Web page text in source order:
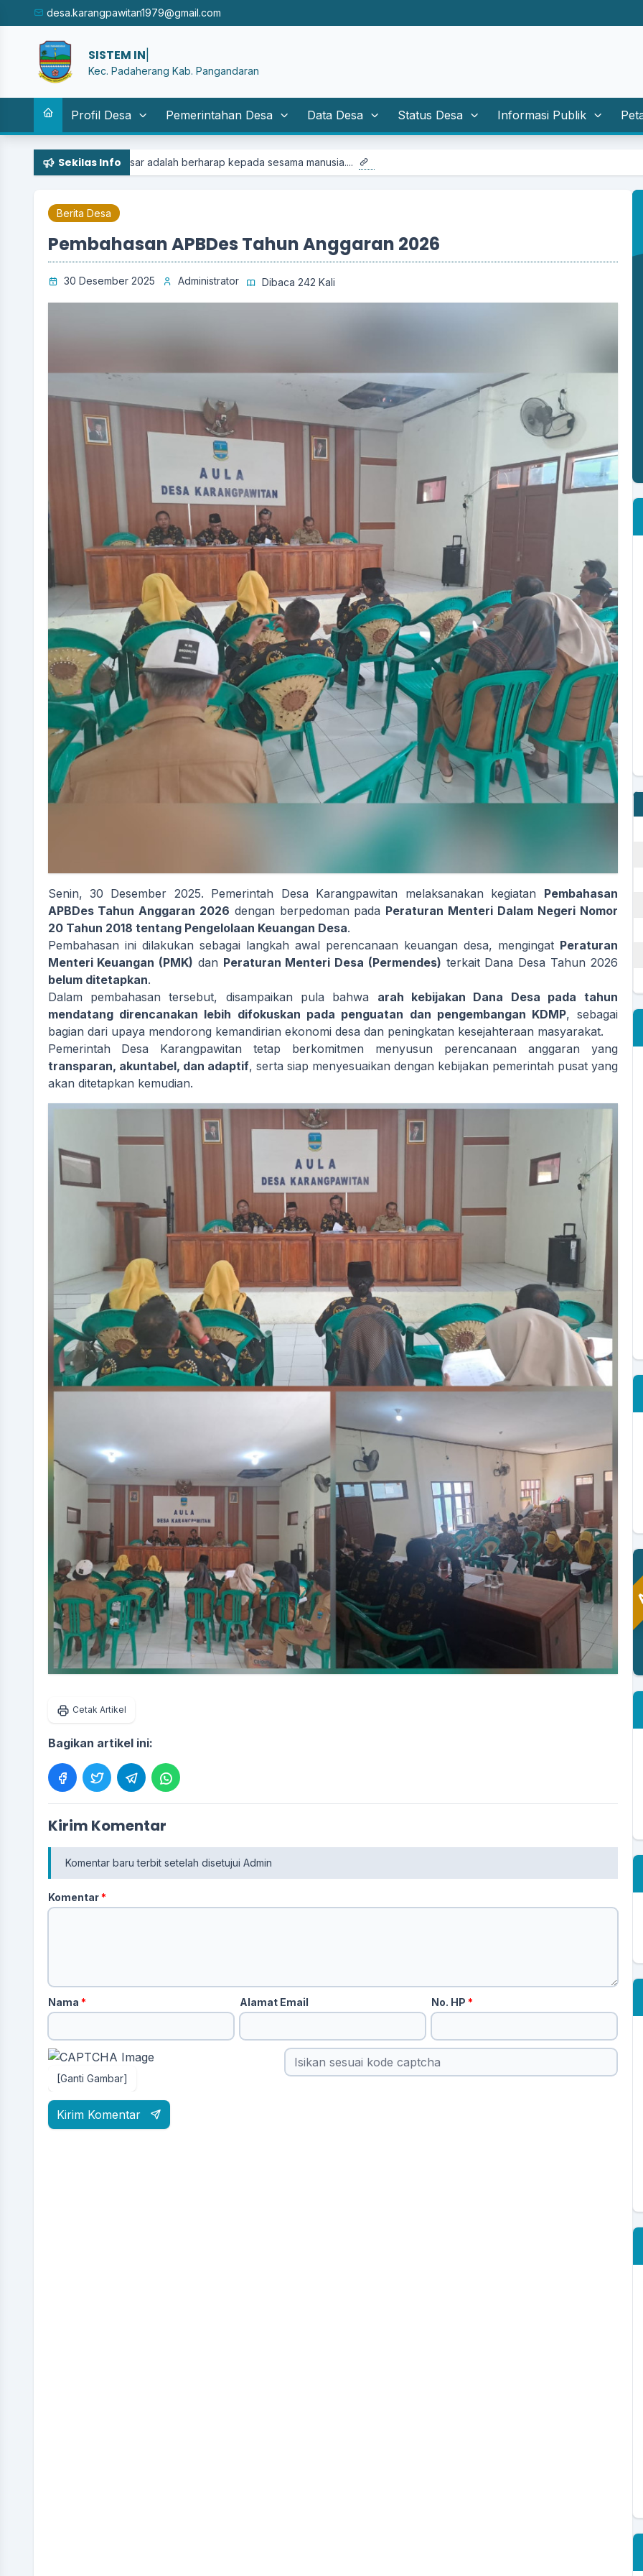
desa.karangpawitan1979@gmail.com
SISTEM INFORMASI DESA KA
Kec. Padaherang Kab. Pangandaran
Profil Desa Pemerintahan Desa Data Desa Status Desa Informasi Publik
Sekilas Info
adalah berharap kepada sesama manusia....
Berita Desa
Pembahasan APBDes Tahun Anggaran 2026
30 Desember 2025 Administrator Dibaca 242 Kali
Senin, 30 Desember 2025. Pemerintah Desa Karangpawitan melaksanakan kegiatan Pembahasan
APBDes Tahun Anggaran 2026 dengan berpedoman pada Peraturan Menteri Dalam Negeri Nomor
20 Tahun 2018 tentang Pengelolaan Keuangan Desa.
Pembahasan ini dilakukan sebagai langkah awal perencanaan keuangan desa, mengingat Peraturan
Menteri Keuangan (PMK) dan Peraturan Menteri Desa (Permendes) terkait Dana Desa Tahun 2026
belum ditetapkan.
Dalam pembahasan tersebut, disampaikan pula bahwa arah kebijakan Dana Desa pada tahun
mendatang direncanakan lebih difokuskan pada penguatan dan pengembangan KDMP, sebagai
bagian dari upaya mendorong kemandirian ekonomi desa dan peningkatan kesejahteraan masyarakat.
Pemerintah Desa Karangpawitan tetap berkomitmen menyusun perencanaan anggaran yang
transparan, akuntabel, dan adaptif, serta siap menyesuaikan dengan kebijakan pemerintah pusat yang
akan ditetapkan kemudian.
Cetak Artikel
Bagikan artikel ini:
Kirim Komentar
Komentar baru terbit setelah disetujui Admin
Komentar*
Nama * Alamat Email No. HP*
[Ganti Gambar]
Kirim Komentar
Saryono
Kepala Desa
Belum Rekam Kehadiran
Rosidin
Sekretaris Desa
Belum Rekam Kehadiran